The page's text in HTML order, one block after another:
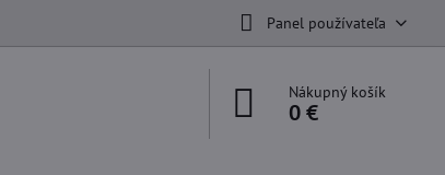
Panel používateľa
Nákupný košík
0 €